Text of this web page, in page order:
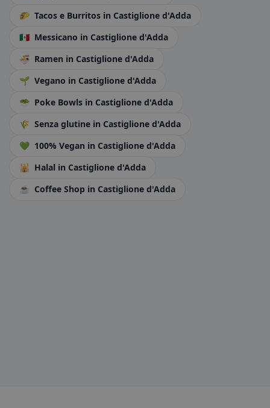
🌮 Tacos e Burritos in Castiglione d'Adda
🇲🇽 Messicano in Castiglione d'Adda
🍜 Ramen in Castiglione d'Adda
🌱 Vegano in Castiglione d'Adda
🥗 Poke Bowls in Castiglione d'Adda
🌾 Senza glutine in Castiglione d'Adda
💚 100% Vegan in Castiglione d'Adda
🕌 Halal in Castiglione d'Adda
☕ Coffee Shop in Castiglione d'Adda